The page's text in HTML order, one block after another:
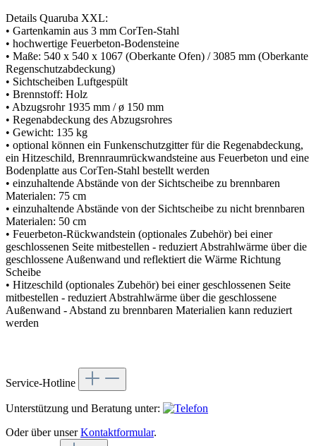
Details Quaruba XXL:
• Gartenkamin aus 3 mm CorTen-Stahl
• hochwertige Feuerbeton-Bodensteine
• Maße: 540 x 540 x 1067 (Oberkante Ofen) / 3085 mm (Oberkante
Regenschutzabdeckung)
• Sichtscheiben Luftgespült
• Brennstoff: Holz
• Abzugsrohr 1935 mm / ø 150 mm
• Regenabdeckung des Abzugsrohres
• Gewicht: 135 kg
• optional können ein Funkenschutzgitter für die Regenabdeckung,
ein Hitzeschild, Brennraumrückwandsteine aus Feuerbeton und eine
Bodenplatte aus CorTen-Stahl bestellt werden
• einzuhaltende Abstände von der Sichtscheibe zu brennbaren
Materialen: 75 cm
• einzuhaltende Abstände von der Sichtscheibe zu nicht brennbaren
Materialen: 50 cm
• Feuerbeton-Rückwandstein (optionales Zubehör) bei einer
geschlossenen Seite mitbestellen - reduziert Abstrahlwärme über die
geschlossene Außenwand und reflektiert die Wärme Richtung
Scheibe
• Hitzeschild (optionales Zubehör) bei einer geschlossenen Seite
mitbestellen - reduziert Abstrahlwärme über die geschlossene
Außenwand - Abstand zu brennbaren Materialien kann reduziert
werden
Service-Hotline
Unterstützung und Beratung unter:
Oder über unserKontaktformular.